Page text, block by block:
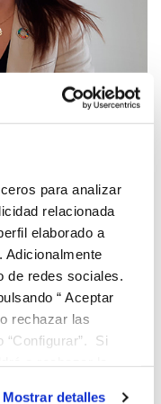
para analizar
relacionada
elaborado a
Adicionalmente
de redes sociales.
“ Aceptar
rechazar las
“Configurar”. Si
Mostrar detalles
la Comunidad